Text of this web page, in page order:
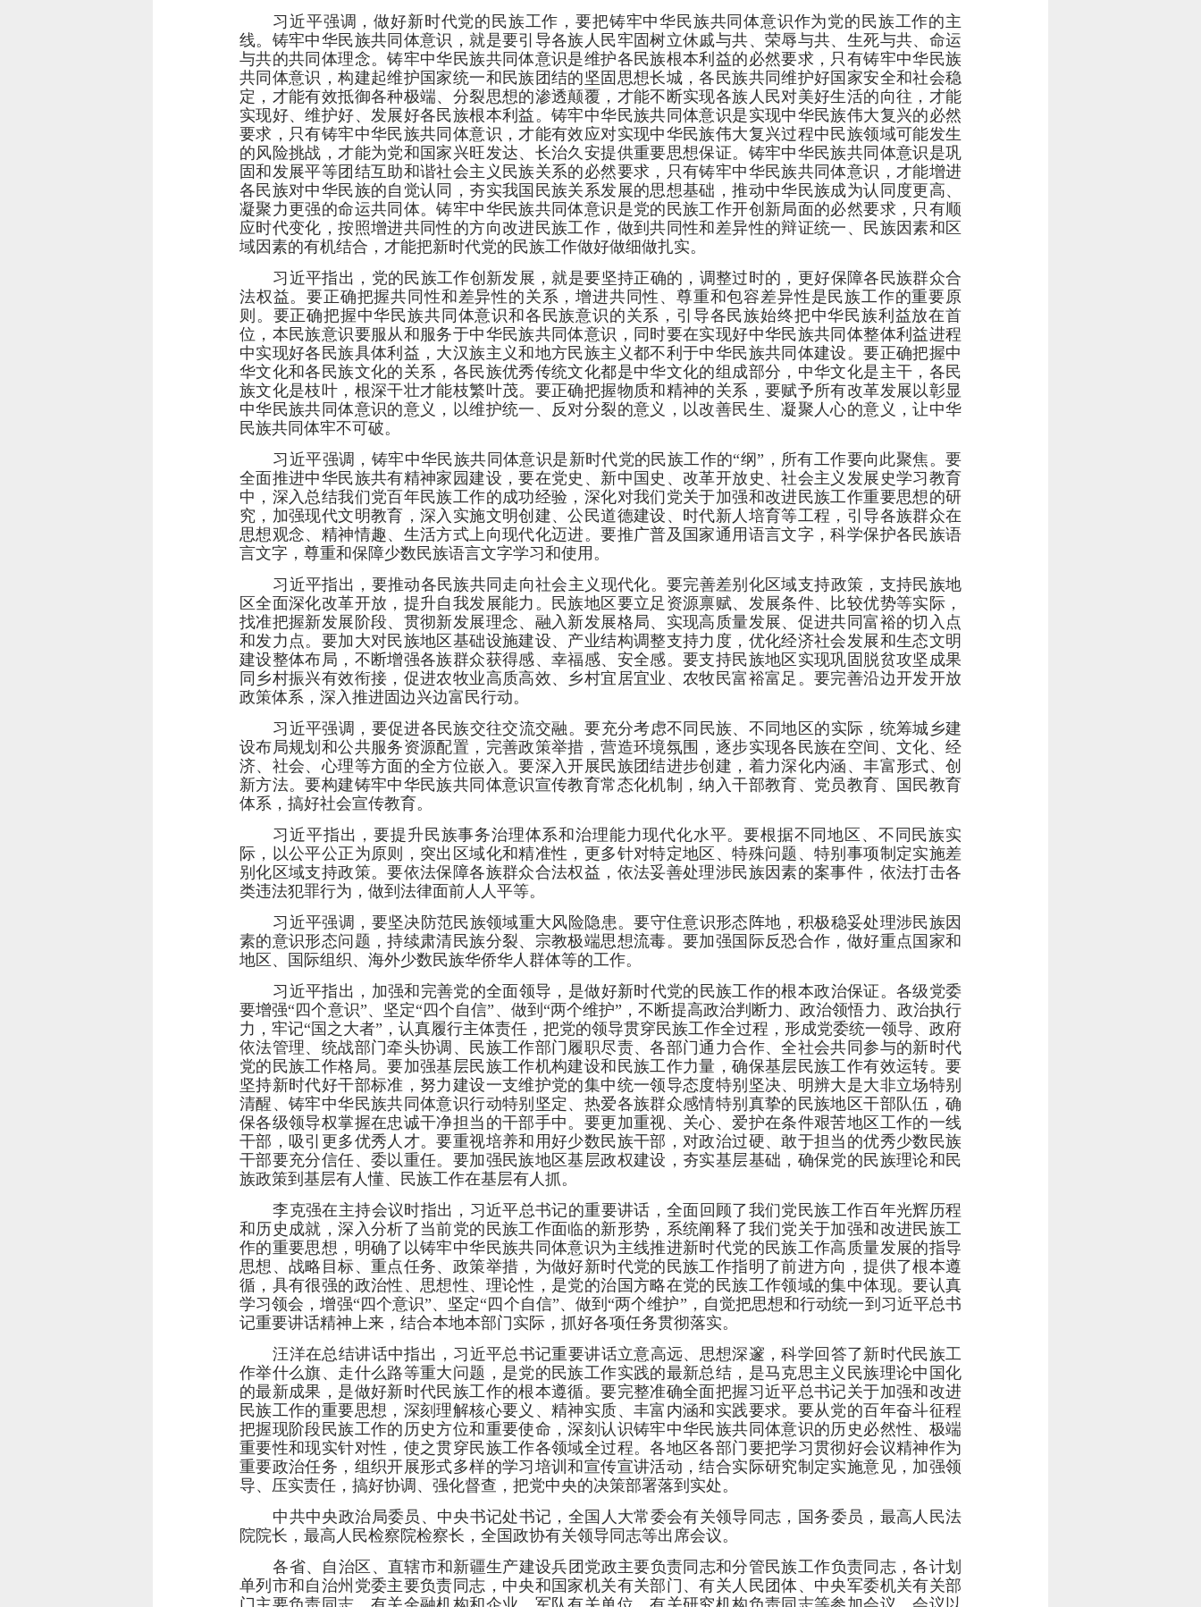
习近平强调，做好新时代党的民族工作，要把铸牢中华民族共同体意识作为党的民族工作的主
线。铸牢中华民族共同体意识，就是要引导各族人民牢固树立休戚与共、荣辱与共、生死与共、命运
与共的共同体理念。铸牢中华民族共同体意识是维护各民族根本利益的必然要求，只有铸牢中华民族
共同体意识，构建起维护国家统一和民族团结的坚固思想长城，各民族共同维护好国家安全和社会稳
定，才能有效抵御各种极端、分裂思想的渗透颠覆，才能不断实现各族人民对美好生活的向往，才能
实现好、维护好、发展好各民族根本利益。铸牢中华民族共同体意识是实现中华民族伟大复兴的必然
要求，只有铸牢中华民族共同体意识，才能有效应对实现中华民族伟大复兴过程中民族领域可能发生
的风险挑战，才能为党和国家兴旺发达、长治久安提供重要思想保证。铸牢中华民族共同体意识是巩
固和发展平等团结互助和谐社会主义民族关系的必然要求，只有铸牢中华民族共同体意识，才能增进
各民族对中华民族的自觉认同，夯实我国民族关系发展的思想基础，推动中华民族成为认同度更高、
凝聚力更强的命运共同体。铸牢中华民族共同体意识是党的民族工作开创新局面的必然要求，只有顺
应时代变化，按照增进共同性的方向改进民族工作，做到共同性和差异性的辩证统一、民族因素和区
域因素的有机结合，才能把新时代党的民族工作做好做细做扎实。
习近平指出，党的民族工作创新发展，就是要坚持正确的，调整过时的，更好保障各民族群众合
法权益。要正确把握共同性和差异性的关系，增进共同性、尊重和包容差异性是民族工作的重要原
则。要正确把握中华民族共同体意识和各民族意识的关系，引导各民族始终把中华民族利益放在首
位，本民族意识要服从和服务于中华民族共同体意识，同时要在实现好中华民族共同体整体利益进程
中实现好各民族具体利益，大汉族主义和地方民族主义都不利于中华民族共同体建设。要正确把握中
华文化和各民族文化的关系，各民族优秀传统文化都是中华文化的组成部分，中华文化是主干，各民
族文化是枝叶，根深干壮才能枝繁叶茂。要正确把握物质和精神的关系，要赋予所有改革发展以彰显
中华民族共同体意识的意义，以维护统一、反对分裂的意义，以改善民生、凝聚人心的意义，让中华
民族共同体牢不可破。
习近平强调，铸牢中华民族共同体意识是新时代党的民族工作的“纲”，所有工作要向此聚焦。要
全面推进中华民族共有精神家园建设，要在党史、新中国史、改革开放史、社会主义发展史学习教育
中，深入总结我们党百年民族工作的成功经验，深化对我们党关于加强和改进民族工作重要思想的研
究，加强现代文明教育，深入实施文明创建、公民道德建设、时代新人培育等工程，引导各族群众在
思想观念、精神情趣、生活方式上向现代化迈进。要推广普及国家通用语言文字，科学保护各民族语
言文字，尊重和保障少数民族语言文字学习和使用。
习近平指出，要推动各民族共同走向社会主义现代化。要完善差别化区域支持政策，支持民族地
区全面深化改革开放，提升自我发展能力。民族地区要立足资源禀赋、发展条件、比较优势等实际，
找准把握新发展阶段、贯彻新发展理念、融入新发展格局、实现高质量发展、促进共同富裕的切入点
和发力点。要加大对民族地区基础设施建设、产业结构调整支持力度，优化经济社会发展和生态文明
建设整体布局，不断增强各族群众获得感、幸福感、安全感。要支持民族地区实现巩固脱贫攻坚成果
同乡村振兴有效衔接，促进农牧业高质高效、乡村宜居宜业、农牧民富裕富足。要完善沿边开发开放
政策体系，深入推进固边兴边富民行动。
习近平强调，要促进各民族交往交流交融。要充分考虑不同民族、不同地区的实际，统筹城乡建
设布局规划和公共服务资源配置，完善政策举措，营造环境氛围，逐步实现各民族在空间、文化、经
济、社会、心理等方面的全方位嵌入。要深入开展民族团结进步创建，着力深化内涵、丰富形式、创
新方法。要构建铸牢中华民族共同体意识宣传教育常态化机制，纳入干部教育、党员教育、国民教育
体系，搞好社会宣传教育。
习近平指出，要提升民族事务治理体系和治理能力现代化水平。要根据不同地区、不同民族实
际，以公平公正为原则，突出区域化和精准性，更多针对特定地区、特殊问题、特别事项制定实施差
别化区域支持政策。要依法保障各族群众合法权益，依法妥善处理涉民族因素的案事件，依法打击各
类违法犯罪行为，做到法律面前人人平等。
习近平强调，要坚决防范民族领域重大风险隐患。要守住意识形态阵地，积极稳妥处理涉民族因
素的意识形态问题，持续肃清民族分裂、宗教极端思想流毒。要加强国际反恐合作，做好重点国家和
地区、国际组织、海外少数民族华侨华人群体等的工作。
习近平指出，加强和完善党的全面领导，是做好新时代党的民族工作的根本政治保证。各级党委
要增强“四个意识”、坚定“四个自信”、做到“两个维护”，不断提高政治判断力、政治领悟力、政治执行
力，牢记“国之大者”，认真履行主体责任，把党的领导贯穿民族工作全过程，形成党委统一领导、政府
依法管理、统战部门牵头协调、民族工作部门履职尽责、各部门通力合作、全社会共同参与的新时代
党的民族工作格局。要加强基层民族工作机构建设和民族工作力量，确保基层民族工作有效运转。要
坚持新时代好干部标准，努力建设一支维护党的集中统一领导态度特别坚决、明辨大是大非立场特别
清醒、铸牢中华民族共同体意识行动特别坚定、热爱各族群众感情特别真挚的民族地区干部队伍，确
保各级领导权掌握在忠诚干净担当的干部手中。要更加重视、关心、爱护在条件艰苦地区工作的一线
干部，吸引更多优秀人才。要重视培养和用好少数民族干部，对政治过硬、敢于担当的优秀少数民族
干部要充分信任、委以重任。要加强民族地区基层政权建设，夯实基层基础，确保党的民族理论和民
族政策到基层有人懂、民族工作在基层有人抓。
李克强在主持会议时指出，习近平总书记的重要讲话，全面回顾了我们党民族工作百年光辉历程
和历史成就，深入分析了当前党的民族工作面临的新形势，系统阐释了我们党关于加强和改进民族工
作的重要思想，明确了以铸牢中华民族共同体意识为主线推进新时代党的民族工作高质量发展的指导
思想、战略目标、重点任务、政策举措，为做好新时代党的民族工作指明了前进方向，提供了根本遵
循，具有很强的政治性、思想性、理论性，是党的治国方略在党的民族工作领域的集中体现。要认真
学习领会，增强“四个意识”、坚定“四个自信”、做到“两个维护”，自觉把思想和行动统一到习近平总书
记重要讲话精神上来，结合本地本部门实际，抓好各项任务贯彻落实。
汪洋在总结讲话中指出，习近平总书记重要讲话立意高远、思想深邃，科学回答了新时代民族工
作举什么旗、走什么路等重大问题，是党的民族工作实践的最新总结，是马克思主义民族理论中国化
的最新成果，是做好新时代民族工作的根本遵循。要完整准确全面把握习近平总书记关于加强和改进
民族工作的重要思想，深刻理解核心要义、精神实质、丰富内涵和实践要求。要从党的百年奋斗征程
把握现阶段民族工作的历史方位和重要使命，深刻认识铸牢中华民族共同体意识的历史必然性、极端
重要性和现实针对性，使之贯穿民族工作各领域全过程。各地区各部门要把学习贯彻好会议精神作为
重要政治任务，组织开展形式多样的学习培训和宣传宣讲活动，结合实际研究制定实施意见，加强领
导、压实责任，搞好协调、强化督查，把党中央的决策部署落到实处。
中共中央政治局委员、中央书记处书记，全国人大常委会有关领导同志，国务委员，最高人民法
院院长，最高人民检察院检察长，全国政协有关领导同志等出席会议。
各省、自治区、直辖市和新疆生产建设兵团党政主要负责同志和分管民族工作负责同志，各计划
单列市和自治州党委主要负责同志，中央和国家机关有关部门、有关人民团体、中央军委机关有关部